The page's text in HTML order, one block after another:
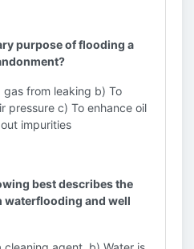
purpose of flooding a
from leaking b) To
pressure c) To enhance oil
impurities
best describes the
waterflooding and well